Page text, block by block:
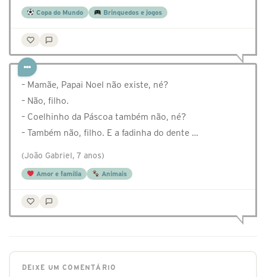
Copa do Mundo Brinquedos e jogos
– Mamãe, Papai Noel não existe, né?
– Não, filho.
– Coelhinho da Páscoa também não, né?
– Também não, filho. E a fadinha do dente …
(João Gabriel, 7 anos)
Amor e família Animais
DEIXE UM COMENTÁRIO